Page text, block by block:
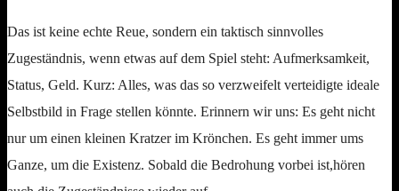
Das ist keine echte Reue, sondern ein taktisch sinnvolles
Zugeständnis, wenn etwas auf dem Spiel steht: Aufmerksamkeit,
Status, Geld. Kurz: Alles, was das so verzweifelt verteidigte ideale
Selbstbild in Frage stellen könnte. Erinnern wir uns: Es geht nicht
nur um einen kleinen Kratzer im Krönchen. Es geht immer ums
Ganze, um die Existenz. Sobald die Bedrohung vorbei ist,hören